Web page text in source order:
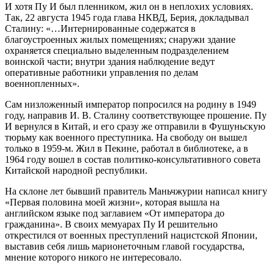
И хотя Пу И был пленником, жил он в неплохих условиях.
Так, 22 августа 1945 года глава НКВД, Берия, докладывал
Сталину: «…Интернированные содержатся в
благоустроенных жилых помещениях; снаружи здание
охраняется специально выделенным подразделением
воинской части; внутри здания наблюдение ведут
оперативные работники управления по делам
военнопленных».
Сам низложенный император попросился на родину в 1949
году, направив И. В. Сталину соответствующее прошение. Пу
И вернулся в Китай, и его сразу же отправили в Фушуньскую
тюрьму как военного преступника. На свободу он вышел
только в 1959-м. Жил в Пекине, работал в библиотеке, а в
1964 году вошел в состав политико-консультативного совета
Китайской народной республики.
На склоне лет бывший правитель Маньчжурии написал книгу
«Первая половина моей жизни», которая вышла на
английском языке под заглавием «От императора до
гражданина». В своих мемуарах Пу И решительно
открестился от военных преступлений нацистской Японии,
выставив себя лишь марионеточным главой государства,
мнение которого никого не интересовало.